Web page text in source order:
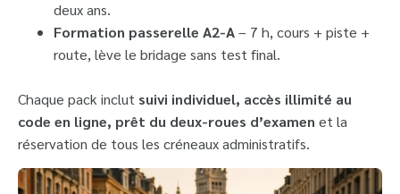
deux ans.
Formation passerelle A2-A– 7 h, cours + piste +
route, lève le bridage sans test final.
Chaque pack inclut suivi individuel, accès illimité au
code en ligne, prêt du deux-roues d’examen et la
réservation de tous les créneaux administratifs.